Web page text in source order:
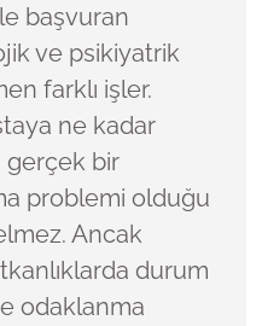
başvuran
ve psikiyatrik
farklı işler.
ne kadar
gerçek bir
problemi olduğu
Ancak
durum
odaklanma